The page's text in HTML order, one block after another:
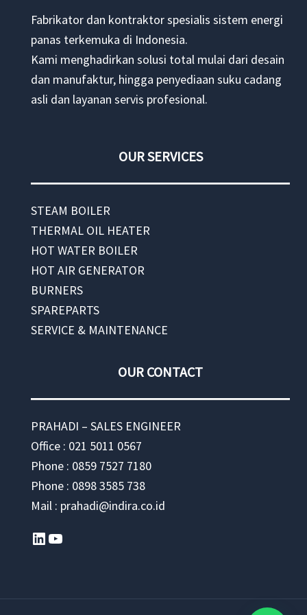
Fabrikator dan kontraktor spesialis sistem energi
panas terkemuka di Indonesia.
Kami menghadirkan solusi total mulai dari desain
dan manufaktur, hingga penyediaan suku cadang
asli dan layanan servis profesional.
OUR SERVICES
STEAM BOILER
THERMAL OIL HEATER
HOT WATER BOILER
HOT AIR GENERATOR
BURNERS
SPAREPARTS
SERVICE & MAINTENANCE
OUR CONTACT
PRAHADI – SALES ENGINEER
Office : 021 5011 0567
Phone : 0859 7527 7180
Phone : 0898 3585 738
Mail : prahadi@indira.co.id
LinkedIn YouTube